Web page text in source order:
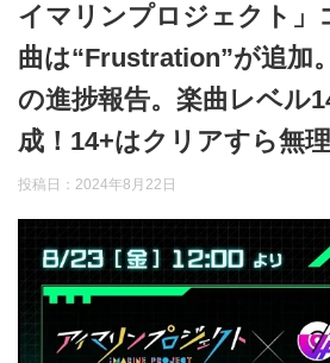
イマリンプロジェクト」
曲は“Frustration”が追加
の進捗報告。楽曲レベル
成！14+はクリアすら無理
投稿日： 2024年8月22日